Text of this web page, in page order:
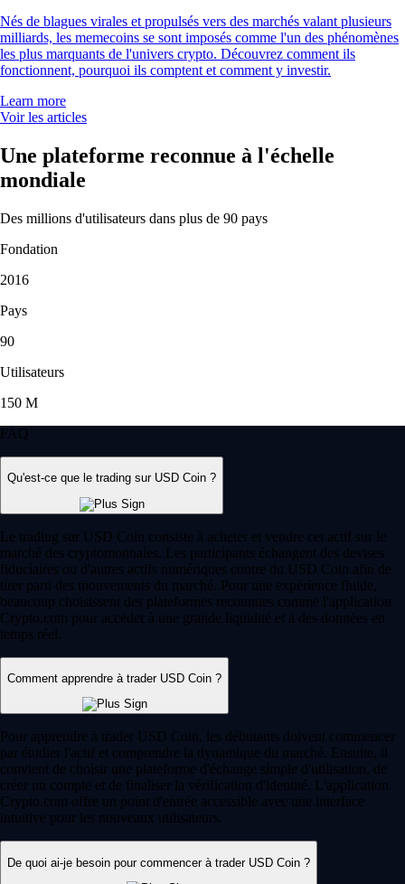
Nés de blagues virales et propulsés vers des marchés valant plusieurs
milliards, les memecoins se sont imposés comme l'un des phénomènes
les plus marquants de l'univers crypto. Découvrez comment ils
fonctionnent, pourquoi ils comptent et comment y investir.
Learn more
Voir les articles
Une plateforme reconnue à l'échelle
mondiale
Des millions d'utilisateurs dans plus de 90 pays
Fondation
2016
Pays
90
Utilisateurs
150 M
FAQ
Qu'est-ce que le trading sur USD Coin ?
Le trading sur USD Coin consiste à acheter et vendre cet actif sur le
marché des cryptomonnaies. Les participants échangent des devises
fiduciaires ou d'autres actifs numériques contre du USD Coin afin de
tirer parti des mouvements du marché. Pour une expérience fluide,
beaucoup choisissent des plateformes reconnues comme l'application
Crypto.com pour accéder à une grande liquidité et à des données en
temps réel.
Comment apprendre à trader USD Coin ?
Pour apprendre à trader USD Coin, les débutants doivent commencer
par étudier l'actif et comprendre la dynamique du marché. Ensuite, il
convient de choisir une plateforme d'échange simple d'utilisation, de
créer un compte et de finaliser la vérification d'identité. L'application
Crypto.com offre un point d'entrée accessible avec une interface
intuitive pour les nouveaux utilisateurs.
De quoi ai-je besoin pour commencer à trader USD Coin ?